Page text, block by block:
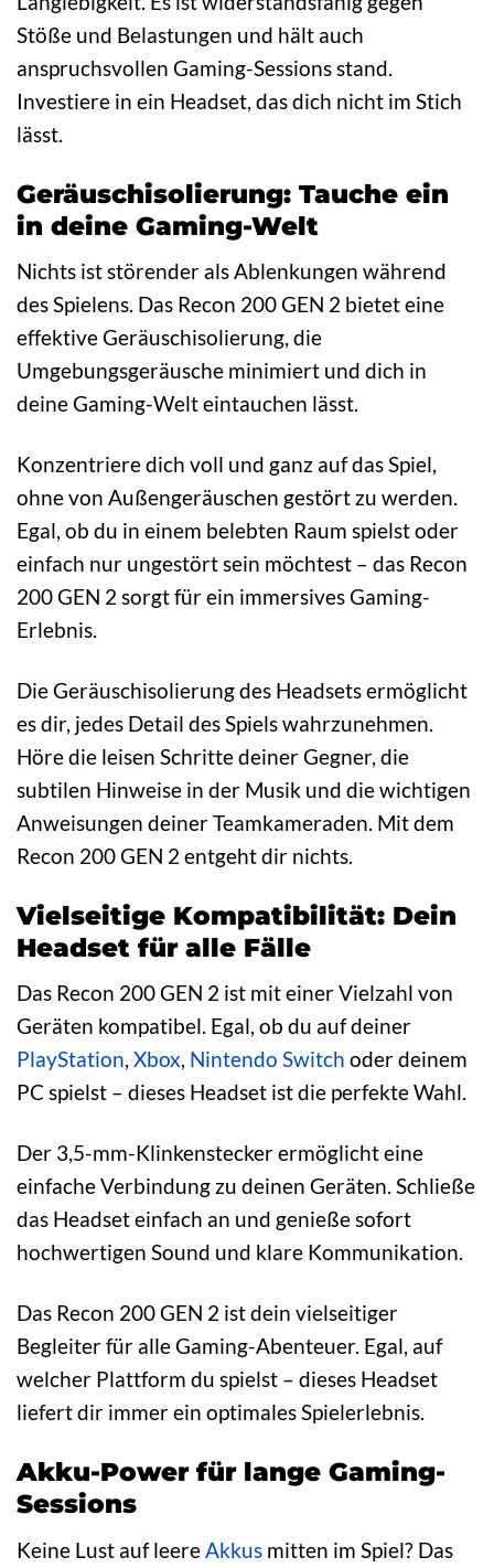
Stöße und Belastungen und hält auch
anspruchsvollen Gaming-Sessions stand.
Investiere in ein Headset, das dich nicht im Stich
lässt.
Geräuschisolierung: Tauche ein
in deine Gaming-Welt
Nichts ist störender als Ablenkungen während
des Spielens. Das Recon 200 GEN 2 bietet eine
effektive Geräuschisolierung, die
Umgebungsgeräusche minimiert und dich in
deine Gaming-Welt eintauchen lässt.
Konzentriere dich voll und ganz auf das Spiel,
ohne von Außengeräuschen gestört zu werden.
Egal, ob du in einem belebten Raum spielst oder
einfach nur ungestört sein möchtest – das Recon
200 GEN 2 sorgt für ein immersives Gaming-
Erlebnis.
Die Geräuschisolierung des Headsets ermöglicht
es dir, jedes Detail des Spiels wahrzunehmen.
Höre die leisen Schritte deiner Gegner, die
subtilen Hinweise in der Musik und die wichtigen
Anweisungen deiner Teamkameraden. Mit dem
Recon 200 GEN 2 entgeht dir nichts.
Vielseitige Kompatibilität: Dein
Headset für alle Fälle
Das Recon 200 GEN 2 ist mit einer Vielzahl von
Geräten kompatibel. Egal, ob du auf deiner
PlayStation, Xbox, Nintendo Switch oder deinem
PC spielst – dieses Headset ist die perfekte Wahl.
Der 3,5-mm-Klinkenstecker ermöglicht eine
einfache Verbindung zu deinen Geräten. Schließe
das Headset einfach an und genieße sofort
hochwertigen Sound und klare Kommunikation.
Das Recon 200 GEN 2 ist dein vielseitiger
Begleiter für alle Gaming-Abenteuer. Egal, auf
welcher Plattform du spielst – dieses Headset
liefert dir immer ein optimales Spielerlebnis.
Akku-Power für lange Gaming-
Sessions
Keine Lust auf leereAkkus mitten im Spiel? Das